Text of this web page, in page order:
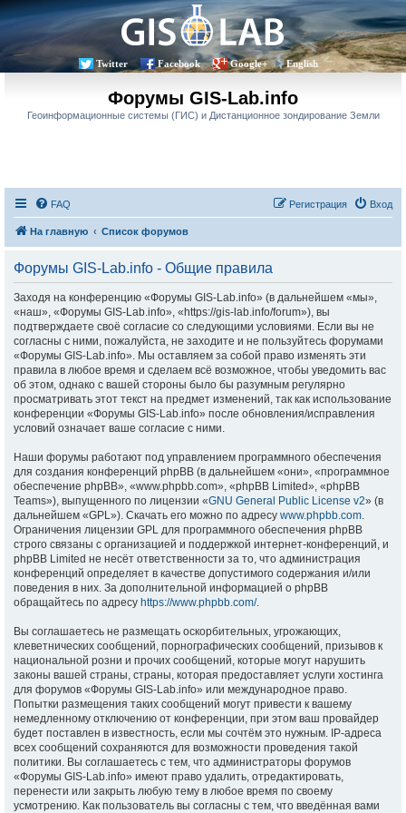
Twitter Facebook Google+ English
Форумы GIS-Lab.info
Геоинформационные системы (ГИС) и Дистанционное зондирование Земли
FAQ Вход
Регистрация
На главную Список форумов
Форумы GIS-Lab.info - Общие правила
Заходя на конференцию «Форумы GIS-Lab.info» (в дальнейшем «мы»,
«наш», «Форумы GIS-Lab.info», «https://gis-lab.info/forum»), вы
подтверждаете своё согласие со следующими условиями. Если вы не
согласны с ними, пожалуйста, не заходите и не пользуйтесь форумами
«Форумы GIS-Lab.info». Мы оставляем за собой право изменять эти
правила в любое время и сделаем всё возможное, чтобы уведомить вас
об этом, однако с вашей стороны было бы разумным регулярно
просматривать этот текст на предмет изменений, так как использование
конференции «Форумы GIS-Lab.info» после обновления/исправления
условий означает ваше согласие с ними.
Наши форумы работают под управлением программного обеспечения
для создания конференций phpBB (в дальнейшем «они», «программное
обеспечение phpBB», «www.phpbb.com», «phpBB Limited», «phpBB
Teams»), выпущенного по лицензии «GNU General Public License v2» (в
дальнейшем «GPL»). Скачать его можно по адресу www.phpbb.com.
Ограничения лицензии GPL для программного обеспечения phpBB
строго связаны с организацией и поддержкой интернет-конференций, и
phpBB Limited не несёт ответственности за то, что администрация
конференций определяет в качестве допустимого содержания и/или
поведения в них. За дополнительной информацией о phpBB
обращайтесь по адресу https://www.phpbb.com/.
Вы соглашаетесь не размещать оскорбительных, угрожающих,
клеветнических сообщений, порнографических сообщений, призывов к
национальной розни и прочих сообщений, которые могут нарушить
законы вашей страны, страны, которая предоставляет услуги хостинга
для форумов «Форумы GIS-Lab.info» или международное право.
Попытки размещения таких сообщений могут привести к вашему
немедленному отключению от конференции, при этом ваш провайдер
будет поставлен в известность, если мы сочтём это нужным. IP-адреса
всех сообщений сохраняются для возможности проведения такой
политики. Вы соглашаетесь с тем, что администраторы форумов
«Форумы GIS-Lab.info» имеют право удалить, отредактировать,
перенести или закрыть любую тему в любое время по своему
усмотрению. Как пользователь вы согласны с тем, что введённая вами